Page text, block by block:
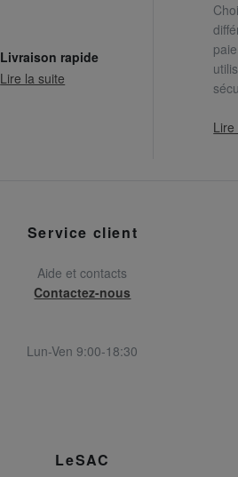
Livraison rapide
Lire la suite
Lire
Service client
Aide et contacts
Contactez-nous
Lun-Ven 9:00-18:30
LeSAC